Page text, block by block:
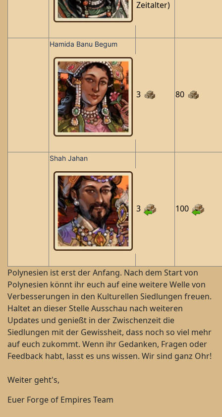
Zeitalter)
Hamida Banu Begum
3 80
Shah Jahan
3 100
Polynesien ist erst der Anfang. Nach dem Start von
Polynesien könnt ihr euch auf eine weitere Welle von
Verbesserungen in den Kulturellen Siedlungen freuen.
Haltet an dieser Stelle Ausschau nach weiteren
Updates und genießt in der Zwischenzeit die
Siedlungen mit der Gewissheit, dass noch so viel mehr
auf euch zukommt. Wenn ihr Gedanken, Fragen oder
Feedback habt, lasst es uns wissen. Wir sind ganz Ohr!
Weiter geht's,
Euer Forge of Empires Team